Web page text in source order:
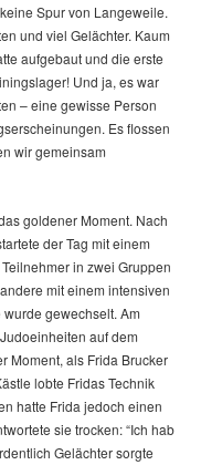
Spur von Langeweile.
und viel Gelächter. Kaum
aufgebaut und die erste
Und ja, es war
– eine gewisse Person
Es flossen
wir gemeinsam
goldener Moment. Nach
der Tag mit einem
in zwei Gruppen
mit einem intensiven
gewechselt. Am
auf dem
Moment, als Frida Brucker
lobte Fridas Technik
hatte Frida jedoch einen
sie trocken: “Ich hab
Gelächter sorgte